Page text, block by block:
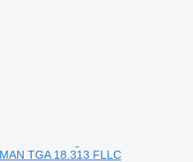
TGA 18.313 FLLC